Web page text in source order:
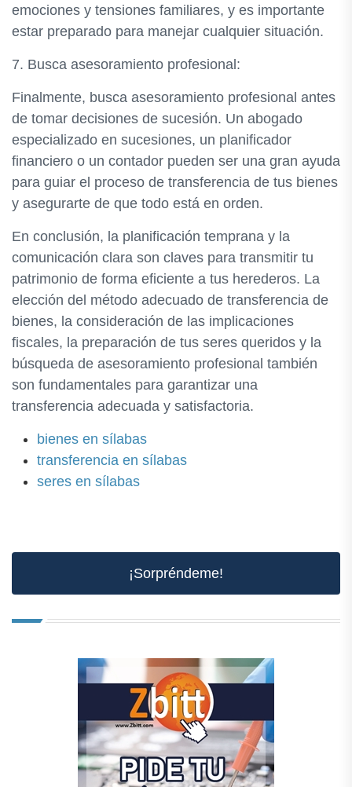
emociones y tensiones familiares, y es importante
estar preparado para manejar cualquier situación.
7. Busca asesoramiento profesional:
Finalmente, busca asesoramiento profesional antes
de tomar decisiones de sucesión. Un abogado
especializado en sucesiones, un planificador
financiero o un contador pueden ser una gran ayuda
para guiar el proceso de transferencia de tus bienes
y asegurarte de que todo está en orden.
En conclusión, la planificación temprana y la
comunicación clara son claves para transmitir tu
patrimonio de forma eficiente a tus herederos. La
elección del método adecuado de transferencia de
bienes, la consideración de las implicaciones
fiscales, la preparación de tus seres queridos y la
búsqueda de asesoramiento profesional también
son fundamentales para garantizar una
transferencia adecuada y satisfactoria.
bienes en sílabas
transferencia en sílabas
seres en sílabas
¡Sorpréndeme!